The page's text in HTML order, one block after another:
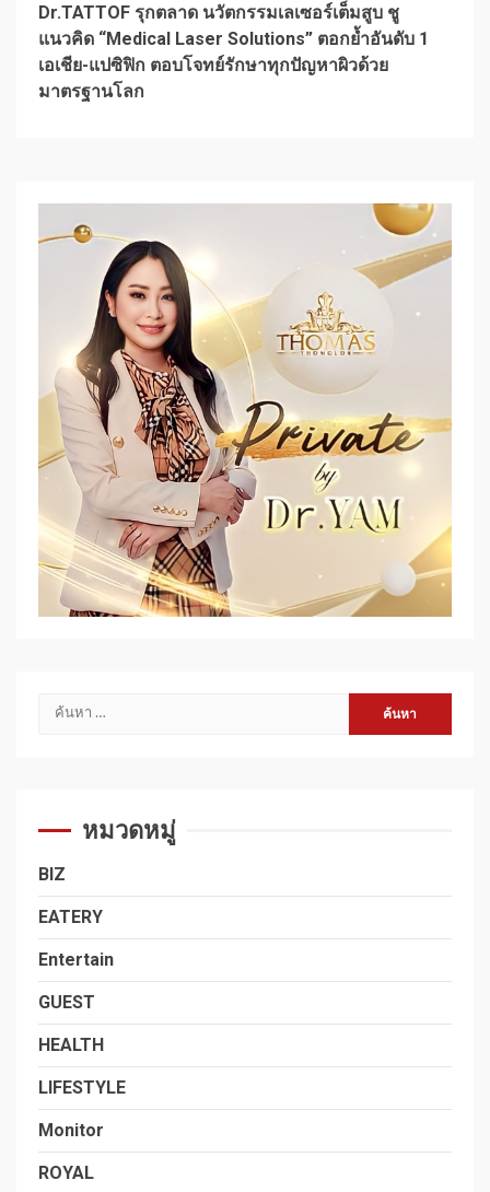
Dr.TATTOF รุกตลาด นวัตกรรมเลเซอร์เต็มสูบ ชู
แนวคิด “Medical Laser Solutions” ตอกย้ำอันดับ 1
เอเชีย-แปซิฟิก ตอบโจทย์รักษาทุกปัญหาผิวด้วย
มาตรฐานโลก
ค้นหา
หมวดหมู่
BIZ
EATERY
Entertain
GUEST
HEALTH
LIFESTYLE
Monitor
ROYAL